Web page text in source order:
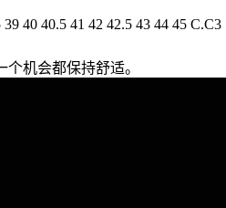
40 40.5 41 42 42.5 43 44 45 C.C3
机会都保持舒适。